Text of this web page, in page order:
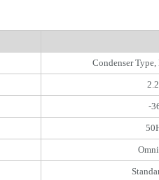
Condenser
-